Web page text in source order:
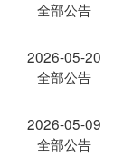
全部公告
2026-05-20
全部公告
2026-05-09
全部公告